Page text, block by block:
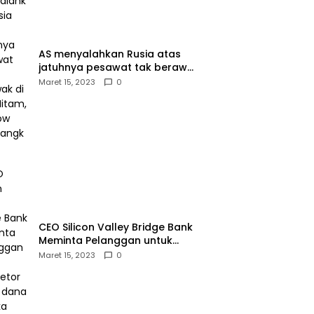
AS menyalahkan Rusia atas
jatuhnya pesawat tak berawak
di Laut Hitam, Moskow
Maret 15, 2023 0
CEO Silicon Valley Bridge Bank
Meminta Pelanggan untuk
menyetor ulang dana Mereka
Maret 15, 2023 0